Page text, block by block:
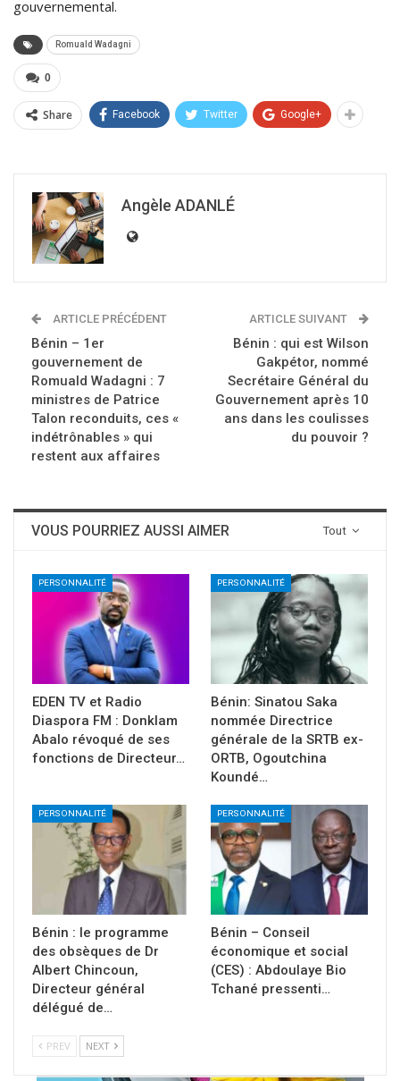
gouvernemental.
Romuald Wadagni
0
Share Facebook Twitter Google+
Angèle ADANLÉ
ARTICLE PRÉCÉDENT
Bénin – 1er
gouvernement de
Romuald Wadagni : 7
ministres de Patrice
Talon reconduits, ces «
indétrônables » qui
restent aux affaires
ARTICLE SUIVANT
Bénin : qui est Wilson
Gakpétor, nommé
Secrétaire Général du
Gouvernement après 10
ans dans les coulisses
du pouvoir ?
Tout
VOUS POURRIEZ AUSSI AIMER
PERSONNALITÉ
EDEN TV et Radio
Diaspora FM : Donklam
Abalo révoqué de ses
fonctions de Directeur…
PERSONNALITÉ
Bénin: Sinatou Saka
nommée Directrice
générale de la SRTB ex-
ORTB, Ogoutchina
Koundé…
PERSONNALITÉ
Bénin : le programme
des obsèques de Dr
Albert Chincoun,
Directeur général
délégué de…
PERSONNALITÉ
Bénin – Conseil
économique et social
(CES) : Abdoulaye Bio
Tchané pressenti…
PREV NEXT